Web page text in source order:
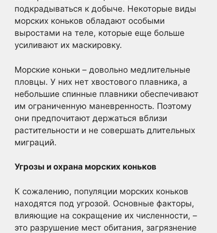
подкрадываться к добыче. Некоторые виды
морских коньков обладают особыми
выростами на теле, которые еще больше
усиливают их маскировку.
Морские коньки – довольно медлительные
пловцы. У них нет хвостового плавника, а
небольшие спинные плавники обеспечивают
им ограниченную маневренность. Поэтому
они предпочитают держаться вблизи
растительности и не совершать длительных
миграций.
Угрозы и охрана морских коньков
К сожалению, популяции морских коньков
находятся под угрозой. Основные факторы,
влияющие на сокращение их численности, –
это разрушение мест обитания, загрязнение